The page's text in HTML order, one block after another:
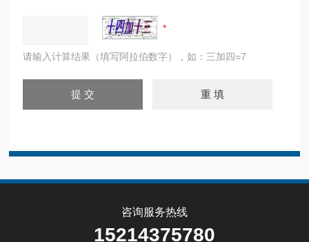
请输入计算结果（填写阿拉伯数字），如：三加四=7
咨询服务热线
15214375780